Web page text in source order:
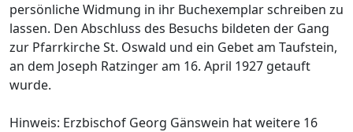
persönliche Widmung in ihr Buchexemplar schreiben zu
lassen. Den Abschluss des Besuchs bildeten der Gang
zur Pfarrkirche St. Oswald und ein Gebet am Taufstein,
an dem Joseph Ratzinger am 16. April 1927 getauft
wurde.
Hinweis: Erzbischof Georg Gänswein hat weitere 16